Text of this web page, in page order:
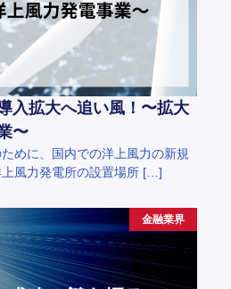
入拡大へ追い風！〜拡大
〜
めに、国内での洋上風力の新規
風力発電所の設置場所 […]
金融業界